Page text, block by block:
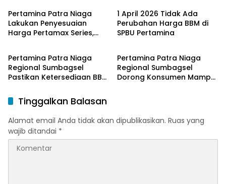
bagi Nelayan melalui
Aplikasi XSTAR
Pertamina Patra Niaga
Lakukan Penyesuaian
Harga Pertamax Series,
1 April 2026 Tidak Ada
Perubahan Harga BBM di
SPBU Pertamina
Bangka Belitung
Pertamina Patra Niaga
Regional Sumbagsel
Pastikan Ketersediaan BBM
Ramadan dan Menjelang
Idulfitri
Bangka Belitung
Pertamina Patra Niaga
Regional Sumbagsel
Dorong Konsumen Mampu
Tinggalkan Balasan
Alamat email Anda tidak akan dipublikasikan. Ruas yang
wajib ditandai *